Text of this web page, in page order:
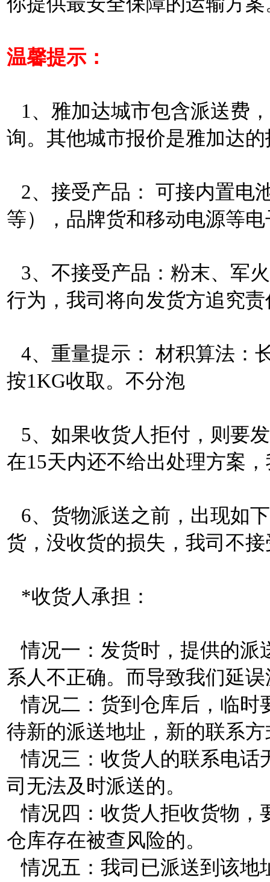
温馨提示：
1、雅加达城市包含派送费
询。其他城市报价是雅加达
2、接受产品： 可接内置电
等），品牌货和移动电源等
3、不接受产品：粉末、军
行为，我司将向发货方追究
4、重量提示： 材积算法：
按1KG收取。不分泡
5、如果收货人拒付，则要
在15天内还不给出处理方案
6、货物派送之前，出现如
货，没收货的损失，我司不
*收货人承担：
情况一：发货时，提供的派
系人不正确。而导致我们延
情况二：货到仓库后，临时
待新的派送地址，新的联系
情况三：收货人的联系电话
司无法及时派送的。
情况四：收货人拒收货物，
仓库存在被查风险的。
情况五：我司已派送到该地